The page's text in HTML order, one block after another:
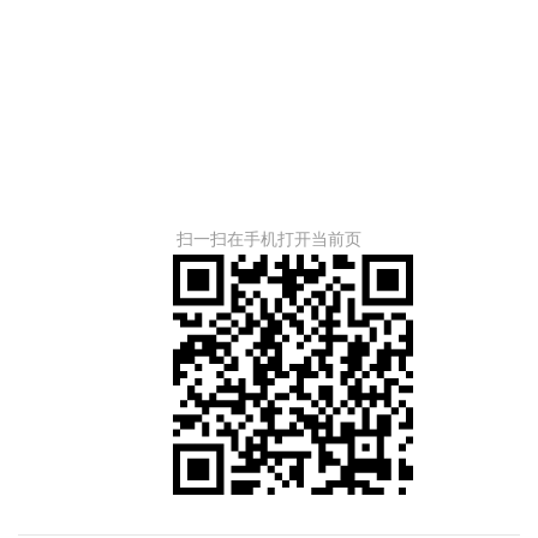
扫一扫在手机打开当前页